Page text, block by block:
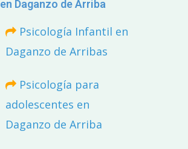
en Daganzo de Arriba
Psicología Infantil en
Daganzo de Arribas
Psicología para
adolescentes en
Daganzo de Arriba